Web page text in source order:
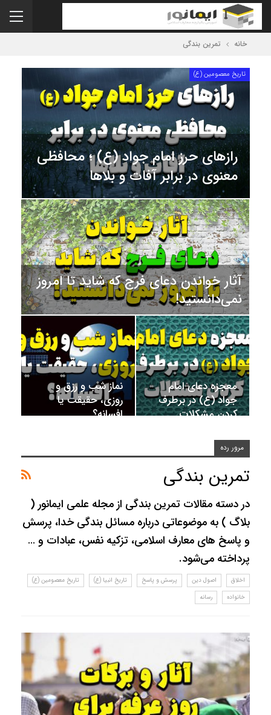
خانه تمرین بندگی
تاریخ معصومین (ع)
رازهای حرز امام جواد (ع) ؛ محافظی
معنوی در برابر آفات و بلاها
آثار خواندن دعای فرج که شاید تا امروز
نمی‌دانستید!
معجزه دعای امام
جواد (ع) در برطرف
کردن مشکلات
نماز شب و رزق و
روزی، حقیقت یا
افسانه؟
مرور رده
تمرین بندگی
در دسته مقالات تمرین بندگی از مجله علمی ایمانور (
بلاگ ) به موضوعاتی درباره مسائل بندگی خدا، پرسش
و پاسخ های معارف اسلامی، تزکیه نفس، عبادات و …
پرداخته می‌شود.
اخلاق اصول دین پرسش و پاسخ تاریخ انبیا (ع)
تاریخ معصومین (ع)
خانواده
رسانه